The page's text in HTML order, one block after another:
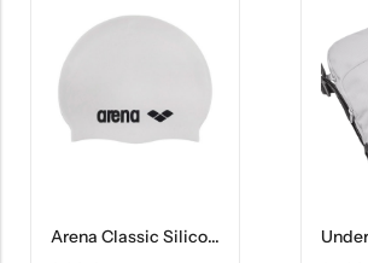
Arena Classic Silicone Σκουφάκι Κολύμβησης Ενηλίκων 91662-15 Λευκό